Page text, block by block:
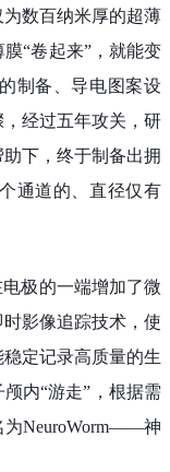
数百纳米厚的超薄
“卷起来”，就能变
制备、导电图案设
经过五年攻关，研
下，终于制备出拥
通道的、直径仅有
极的一端增加了微
影像追踪技术，使
定记录高质量的生
内“游走”，根据需
为NeuroWorm——神